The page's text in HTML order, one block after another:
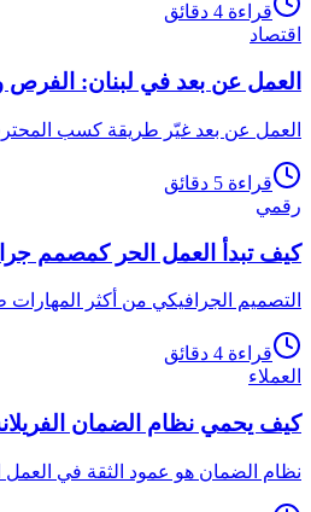
قراءة 4 دقائق
اقتصاد
العمل عن بعد في لبنان: الفرص
العمل عن بعد غيّر طريقة كسب
قراءة 5 دقائق
رقمي
كيف تبدأ العمل الحر كمصمم
التصميم الجرافيكي من أكثر
قراءة 4 دقائق
العملاء
كيف يحمي نظام الضمان
نظام الضمان هو عمود الثقة في